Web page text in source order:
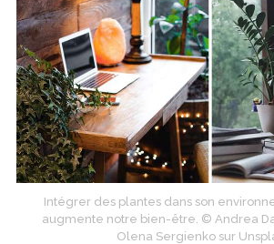
Intégrer des plantes dans son
augmente notre bien-être. © Andrea
Olena Sergienko sur